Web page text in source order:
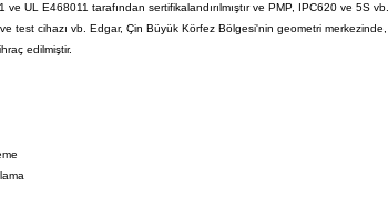
UL E468011 tarafından sertifikalandırılmıştır ve PMP, IPC620 ve 5S
test cihazı vb. Edgar, Çin Büyük Körfez Bölgesi'nin geometri
edilmiştir.